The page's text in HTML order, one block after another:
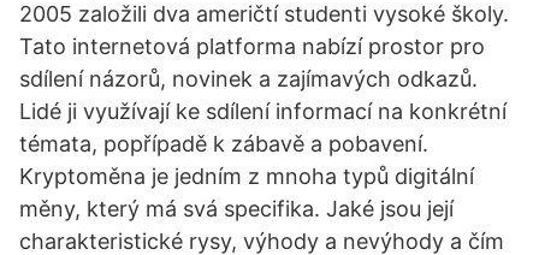
2005 založili dva američtí studenti vysoké školy.
Tato internetová platforma nabízí prostor pro
sdílení názorů, novinek a zajímavých odkazů.
Lidé ji využívají ke sdílení informací na konkrétní
témata, popřípadě k zábavě a pobavení.
Kryptoměna je jedním z mnoha typů digitální
měny, který má svá specifika. Jaké jsou její
charakteristické rysy, výhody a nevýhody a čím